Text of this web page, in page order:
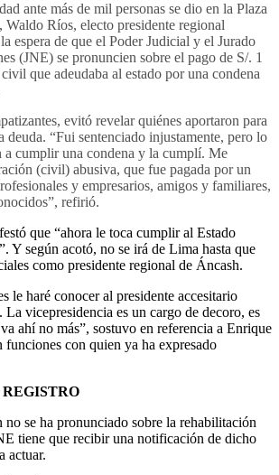
intervendrá
del río ante
lluvias
ante más de mil personas se dio en la Plaza
Waldo Ríos, electo presidente regional
espera de que el Poder Judicial y el Jurado
(JNE) se pronuncien sobre el pago de S/. 1
que adeudaba al estado por una condena
evitó revelar quiénes aportaron para
deuda. “Fui sentenciado injustamente, pero lo
a cumplir una condena y la cumplí. Me
(civil) abusiva, que fue pagada por un
y empresarios, amigos y familiares,
refirió.
que “ahora le toca cumplir al Estado
Y según acotó, no se irá de Lima hasta que
como presidente regional de Áncash.
le haré conocer al presidente accesitario
La vicepresidencia es un cargo de decoro, es
ahí no más”, sostuvo en referencia a Enrique
funciones con quien ya ha expresado
se ha pronunciado sobre la rehabilitación
tiene que recibir una notificación de dicho
actuar.